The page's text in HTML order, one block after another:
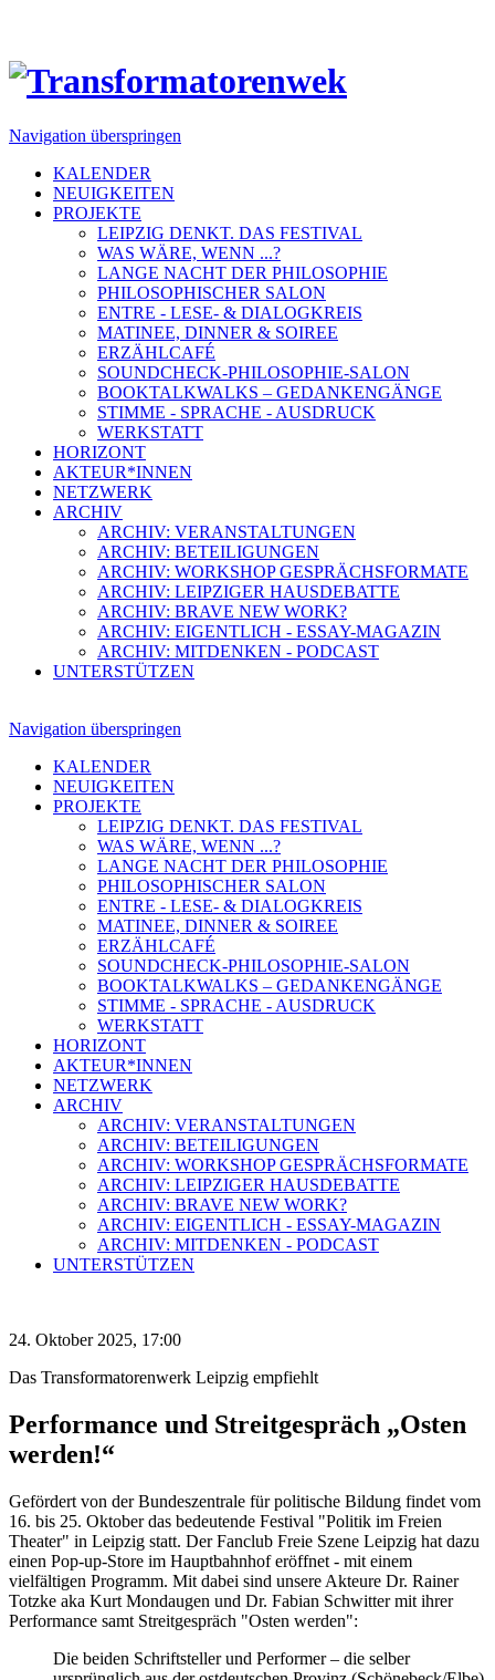
Navigation überspringen
KALENDER
NEUIGKEITEN
PROJEKTE
LEIPZIG DENKT. DAS FESTIVAL
WAS WÄRE, WENN ...?
LANGE NACHT DER PHILOSOPHIE
PHILOSOPHISCHER SALON
ENTRE - LESE- & DIALOGKREIS
MATINEE, DINNER & SOIREE
ERZÄHLCAFÉ
SOUNDCHECK-PHILOSOPHIE-SALON
BOOKTALKWALKS – GEDANKENGÄNGE
STIMME - SPRACHE - AUSDRUCK
WERKSTATT
HORIZONT
AKTEUR*INNEN
NETZWERK
ARCHIV
ARCHIV: VERANSTALTUNGEN
ARCHIV: BETEILIGUNGEN
ARCHIV: WORKSHOP GESPRÄCHSFORMATE
ARCHIV: LEIPZIGER HAUSDEBATTE
ARCHIV: BRAVE NEW WORK?
ARCHIV: EIGENTLICH - ESSAY-MAGAZIN
ARCHIV: MITDENKEN - PODCAST
UNTERSTÜTZEN
Navigation überspringen
KALENDER
NEUIGKEITEN
PROJEKTE
LEIPZIG DENKT. DAS FESTIVAL
WAS WÄRE, WENN ...?
LANGE NACHT DER PHILOSOPHIE
PHILOSOPHISCHER SALON
ENTRE - LESE- & DIALOGKREIS
MATINEE, DINNER & SOIREE
ERZÄHLCAFÉ
SOUNDCHECK-PHILOSOPHIE-SALON
BOOKTALKWALKS – GEDANKENGÄNGE
STIMME - SPRACHE - AUSDRUCK
WERKSTATT
HORIZONT
AKTEUR*INNEN
NETZWERK
ARCHIV
ARCHIV: VERANSTALTUNGEN
ARCHIV: BETEILIGUNGEN
ARCHIV: WORKSHOP GESPRÄCHSFORMATE
ARCHIV: LEIPZIGER HAUSDEBATTE
ARCHIV: BRAVE NEW WORK?
ARCHIV: EIGENTLICH - ESSAY-MAGAZIN
ARCHIV: MITDENKEN - PODCAST
UNTERSTÜTZEN
24. Oktober 2025, 17:00
Das Transformatorenwerk Leipzig empfiehlt
Performance und Streitgespräch „Osten
werden!“
Gefördert von der Bundeszentrale für politische Bildung findet vom
16. bis 25. Oktober das bedeutende Festival "Politik im Freien
Theater" in Leipzig statt. Der Fanclub Freie Szene Leipzig hat dazu
einen Pop-up-Store im Hauptbahnhof eröffnet - mit einem
vielfältigen Programm. Mit dabei sind unsere Akteure Dr. Rainer
Totzke aka Kurt Mondaugen und Dr. Fabian Schwitter mit ihrer
Performance samt Streitgespräch "Osten werden":
Die beiden Schriftsteller und Performer – die selber